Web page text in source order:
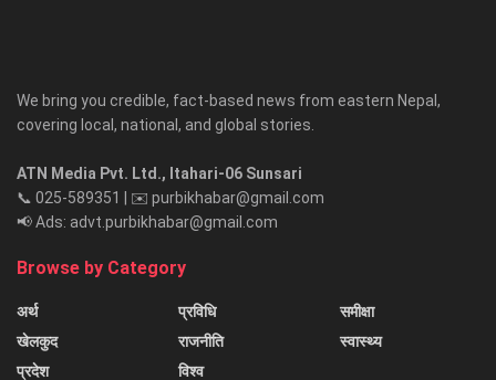
We bring you credible, fact-based news from eastern Nepal,
covering local, national, and global stories.
ATN Media Pvt. Ltd., Itahari-06 Sunsari
📞 025-589351 | ✉️ purbikhabar@gmail.com
📢 Ads: advt.purbikhabar@gmail.com
Browse by Category
अर्थ
खेलकुद
प्रदेश
प्रविधि
राजनीति
विश्व
समीक्षा
स्वास्थ्य